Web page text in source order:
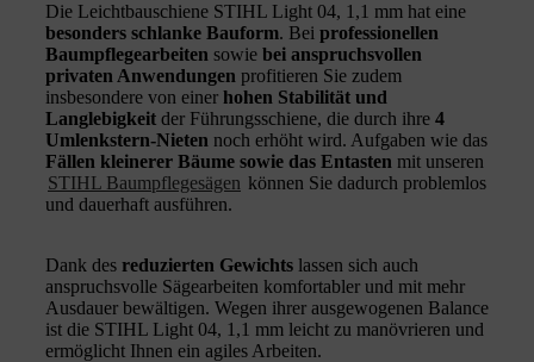
Die Leichtbauschiene STIHL Light 04, 1,1 mm hat eine
besonders schlanke Bauform. Bei professionellen
Baumpflegearbeiten sowie bei anspruchsvollen
privaten Anwendungen profitieren Sie zudem
insbesondere von einer hohen Stabilität und
Langlebigkeit der Führungsschiene, die durch ihre 4
Umlenkstern-Nieten noch erhöht wird. Aufgaben wie das
Fällen kleinerer Bäume sowie das Entasten mit unseren
STIHL Baumpflegesägen können Sie dadurch problemlos
und dauerhaft ausführen.
Dank des reduzierten Gewichts lassen sich auch
anspruchsvolle Sägearbeiten komfortabler und mit mehr
Ausdauer bewältigen. Wegen ihrer ausgewogenen Balance
ist die STIHL Light 04, 1,1 mm leicht zu manövrieren und
ermöglicht Ihnen ein agiles Arbeiten.